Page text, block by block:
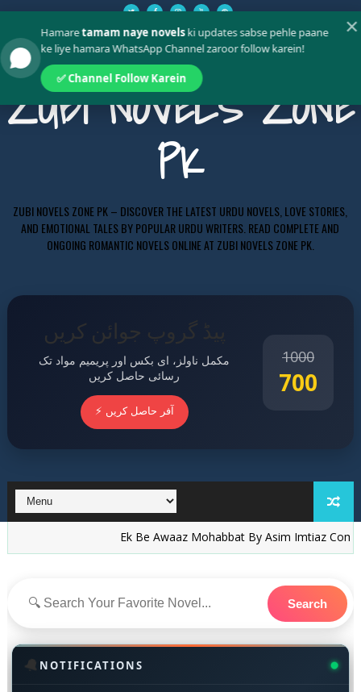
ZUBI NOVELS ZONE
PK
ZUBI NOVELS ZONE PK – DISCOVER THE LATEST URDU NOVELS, LOVE STORIES,
AND EMOTIONAL TALES BY POPULAR URDU WRITERS. READ COMPLETE AND
ONGOING ROMANTIC NOVELS ONLINE AT ZUBI NOVELS ZONE PK.
پیڈ گروپ جوائن کریں
مکمل ناولز، ای بکس اور پریمیم مواد تک
رسائی حاصل کریں
⚡ آفر حاصل کریں
1000
700
Ek Be Awaaz Mohabbat By Asim Imtiaz Complete - ZNZ
Search
🔔NOTIFICATIONS
✕
Hamaretamam naye novelski updates sabse pehle paane
ke liye hamara WhatsApp Channel zaroor follow karein!
✅ Channel Follow Karein